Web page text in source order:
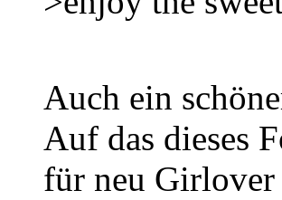
Auch ein
Auf das dieses
für neu Girlover